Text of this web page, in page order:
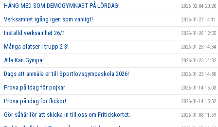
HÄNG MED SOM DEMOGYMNAST PÅ LÖRDAG! 2026-02-04 20:20
Verksamhet igång igen som vanligt! 2026-01-27 14:11
Inställd verksamhet 26/1 2026-01-26 12:55
Många platser i trupp 2-3! 2026-01-23 14:34
Alla Kan Gympa! 2026-01-23 14:32
Dags att anmäla er till Sportlovsgympaskola 2026! 2026-01-23 14:30
Prova på idag för pojkar 2026-01-14 15:03
Prova på idag för flickor! 2026-01-14 15:02
Gör såhär för att skicka in till oss om Fritidskortet. 2026-01-08 11:59